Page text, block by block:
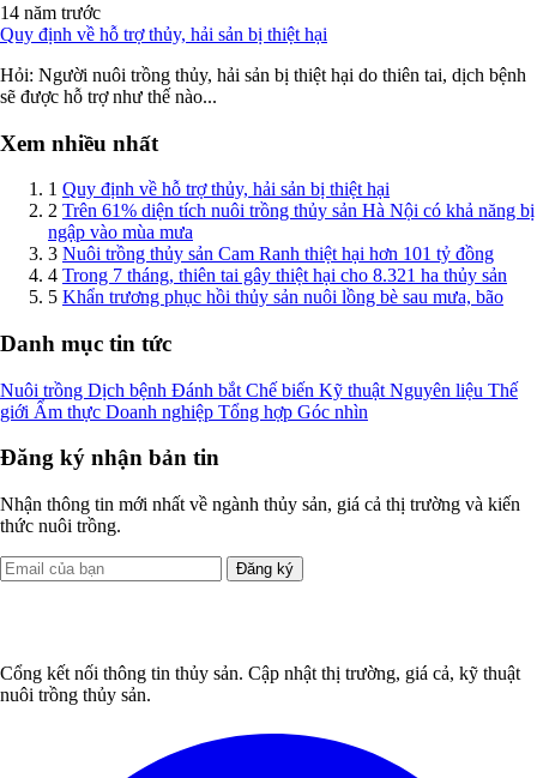
14 năm trước
Quy định về hỗ trợ thủy, hải sản bị thiệt hại
Hỏi: Người nuôi trồng thủy, hải sản bị thiệt hại do thiên tai, dịch bệnh
sẽ được hỗ trợ như thế nào...
Xem nhiều nhất
1 Quy định về hỗ trợ thủy, hải sản bị thiệt hại
2 Trên 61% diện tích nuôi trồng thủy sản Hà Nội có khả năng bị
ngập vào mùa mưa
3 Nuôi trồng thủy sản Cam Ranh thiệt hại hơn 101 tỷ đồng
4 Trong 7 tháng, thiên tai gây thiệt hại cho 8.321 ha thủy sản
5 Khẩn trương phục hồi thủy sản nuôi lồng bè sau mưa, bão
Danh mục tin tức
Nuôi trồng Dịch bệnh Đánh bắt Chế biến Kỹ thuật Nguyên liệu Thế
giới Ẩm thực Doanh nghiệp Tổng hợp Góc nhìn
Đăng ký nhận bản tin
Nhận thông tin mới nhất về ngành thủy sản, giá cả thị trường và kiến
thức nuôi trồng.
Đăng ký
Cổng kết nối thông tin thủy sản. Cập nhật thị trường, giá cả, kỹ thuật
nuôi trồng thủy sản.